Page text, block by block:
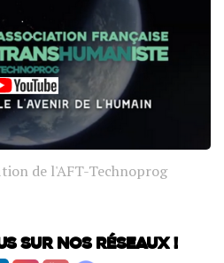
de l'AFT-Technoprog
sur nos réseaux !